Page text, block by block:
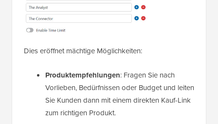
Dies eröffnet mächtige Möglichkeiten:
Produktempfehlungen: Fragen Sie nach
Vorlieben, Bedürfnissen oder Budget und leiten
Sie Kunden dann mit einem direkten Kauf-Link
zum richtigen Produkt.